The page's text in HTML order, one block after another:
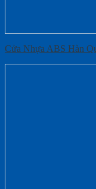
Cửa Nhựa ABS Hàn